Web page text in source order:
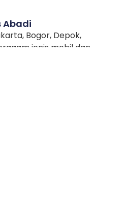
Abadi
Bogor, Depok,
jenis mobil dan